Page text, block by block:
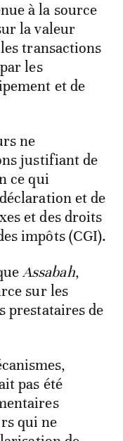
à la source
la valeur
transactions
les
et de
ne
justifiant de
ce qui
et de
et des droits
impôts (CGI).
Assabah,
sur les
prestataires de
pas été
qui ne